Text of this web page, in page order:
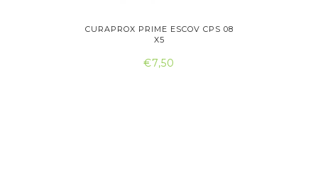
CURAPROX PRIME ESCOV CPS 08
X5
€7,50